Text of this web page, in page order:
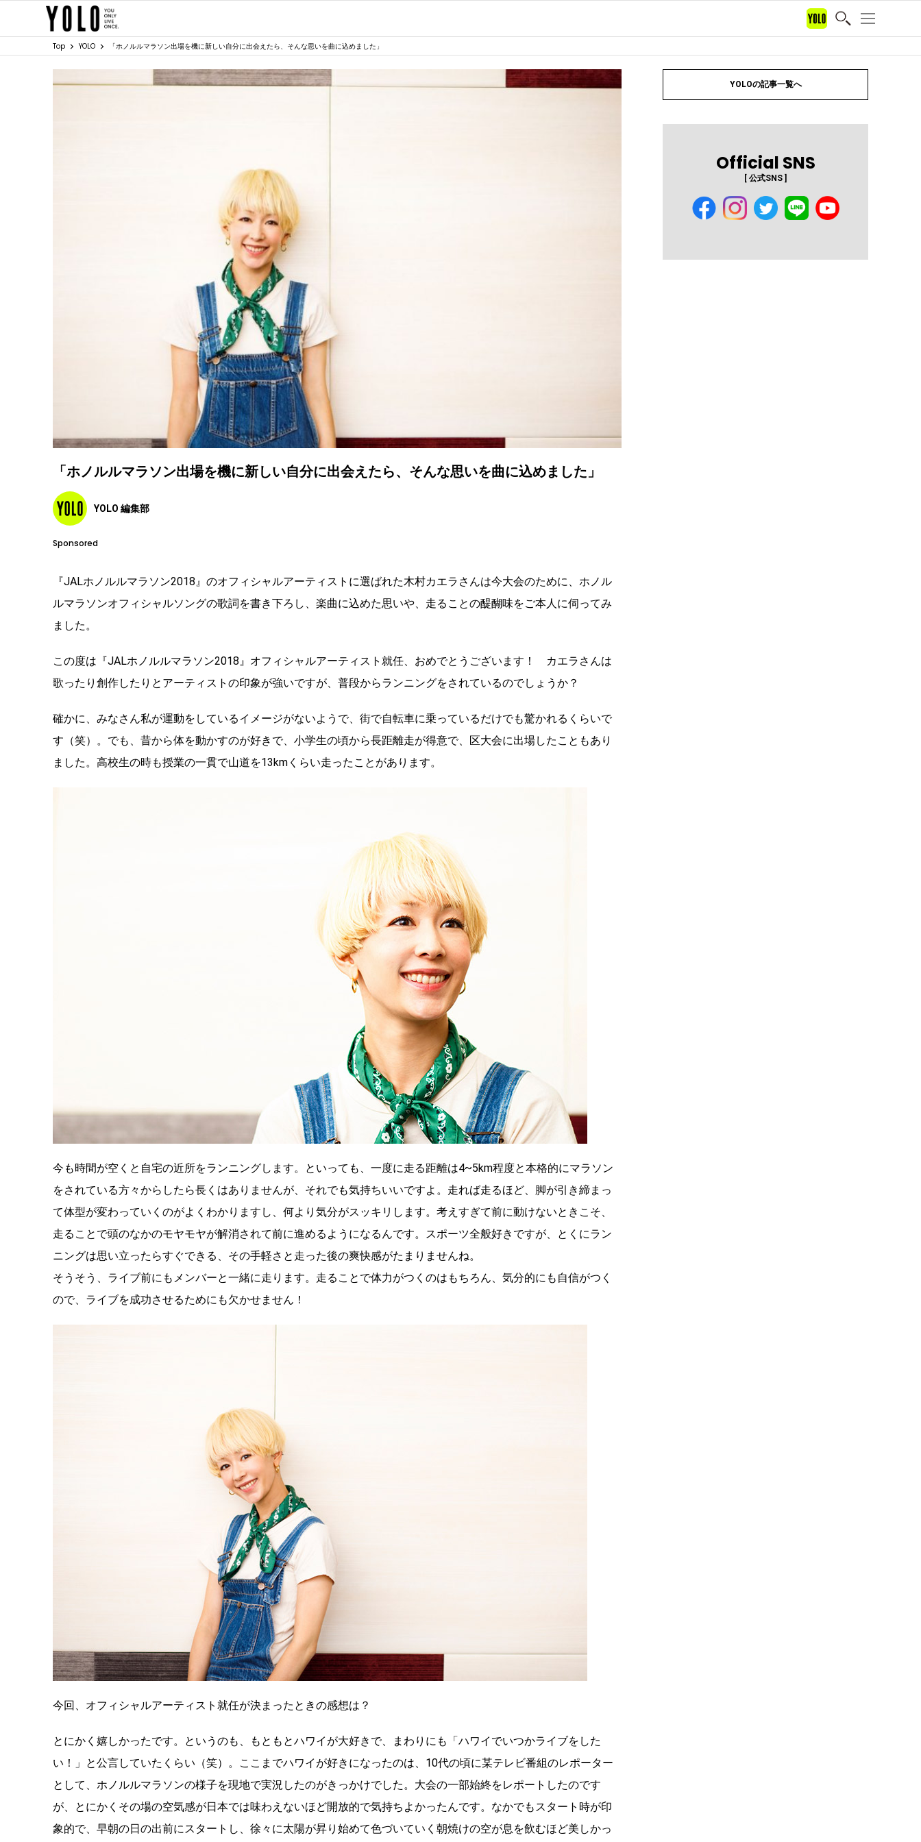
Top YOLO 「ホノルルマラソン出場を機に新しい自分に出会えたら、そんな思いを曲に込めました」
「ホノルルマラソン出場を機に新しい自分に出会えたら、そんな思いを曲に込めました」
YOLO 編集部
Sponsored
『JALホノルルマラソン2018』のオフィシャルアーティストに選ばれた木村カエラさんは今大会のために、ホノル
ルマラソンオフィシャルソングの歌詞を書き下ろし、楽曲に込めた思いや、走ることの醍醐味をご本人に伺ってみ
ました。
この度は『JALホノルルマラソン2018』オフィシャルアーティスト就任、おめでとうございます！ カエラさんは
歌ったり創作したりとアーティストの印象が強いですが、普段からランニングをされているのでしょうか？
確かに、みなさん私が運動をしているイメージがないようで、街で自転車に乗っているだけでも驚かれるくらいで
す（笑）。でも、昔から体を動かすのが好きで、小学生の頃から長距離走が得意で、区大会に出場したこともあり
ました。高校生の時も授業の一貫で山道を13kmくらい走ったことがあります。
今も時間が空くと自宅の近所をランニングします。といっても、一度に走る距離は4~5km程度と本格的にマラソン
をされている方々からしたら長くはありませんが、それでも気持ちいいですよ。走れば走るほど、脚が引き締まっ
て体型が変わっていくのがよくわかりますし、何より気分がスッキリします。考えすぎて前に動けないときこそ、
走ることで頭のなかのモヤモヤが解消されて前に進めるようになるんです。スポーツ全般好きですが、とくにラン
ニングは思い立ったらすぐできる、その手軽さと走った後の爽快感がたまりませんね。
そうそう、ライブ前にもメンバーと一緒に走ります。走ることで体力がつくのはもちろん、気分的にも自信がつく
ので、ライブを成功させるためにも欠かせません！
今回、オフィシャルアーティスト就任が決まったときの感想は？
とにかく嬉しかったです。というのも、もともとハワイが大好きで、まわりにも「ハワイでいつかライブをした
い！」と公言していたくらい（笑）。ここまでハワイが好きになったのは、10代の頃に某テレビ番組のレポーター
として、ホノルルマラソンの様子を現地で実況したのがきっかけでした。大会の一部始終をレポートしたのです
が、とにかくその場の空気感が日本では味わえないほど開放的で気持ちよかったんです。なかでもスタート時が印
象的で、早朝の日の出前にスタートし、徐々に太陽が昇り始めて色づいていく朝焼けの空が息を飲むほど美しかっ
YOLOの記事一覧へ
Official SNS
[ 公式SNS ]